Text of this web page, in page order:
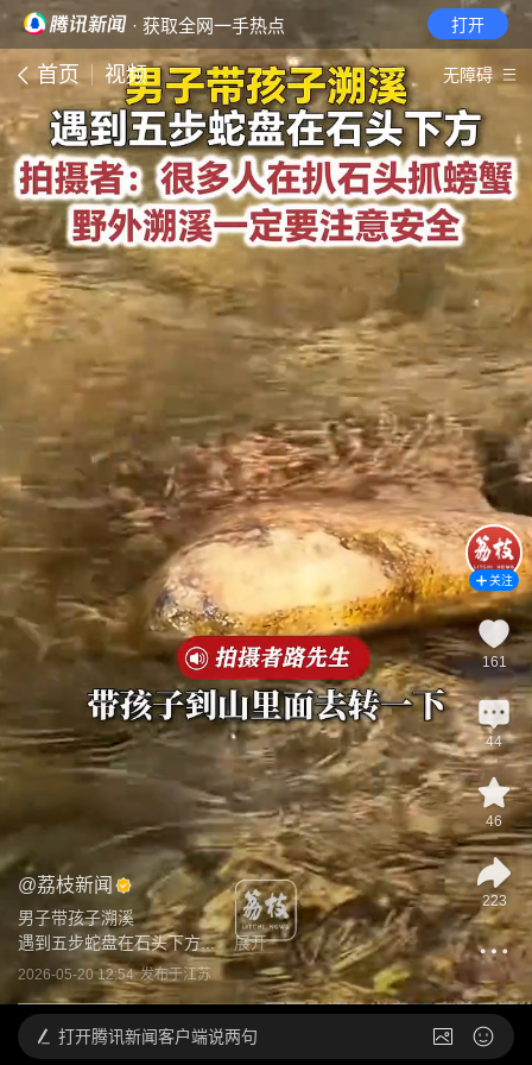
· 获取全网一手热点 打开
首页 视频 无障碍
@荔枝新闻
男子带孩子溯溪
遇到五步蛇盘在石头下方...
展开
2026-05-20 12:54 发布于江苏
关注
161
44
46
223
打开腾讯新闻客户端说两句